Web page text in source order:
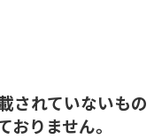
されていないもの
りません。